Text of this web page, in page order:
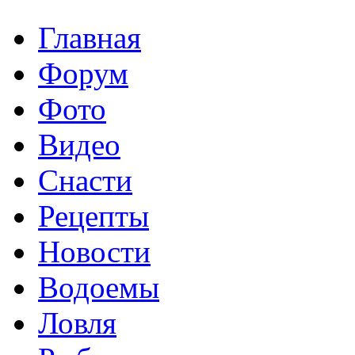
Главная
Форум
Фото
Видео
Снасти
Рецепты
Новости
Водоемы
Ловля